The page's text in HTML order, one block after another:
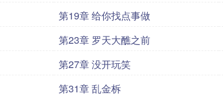
第19章 给你找点事做
第23章 罗天大醮之前
第27章 没开玩笑
第31章 乱金柝